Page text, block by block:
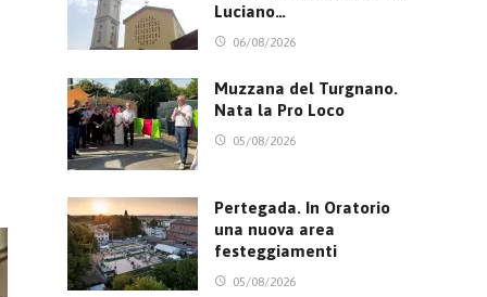
Luciano…
06/08/2026
Muzzana del Turgnano.
Nata la Pro Loco
05/08/2026
Pertegada. In Oratorio
una nuova area
festeggiamenti
05/08/2026